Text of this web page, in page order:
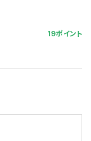
19ポイント